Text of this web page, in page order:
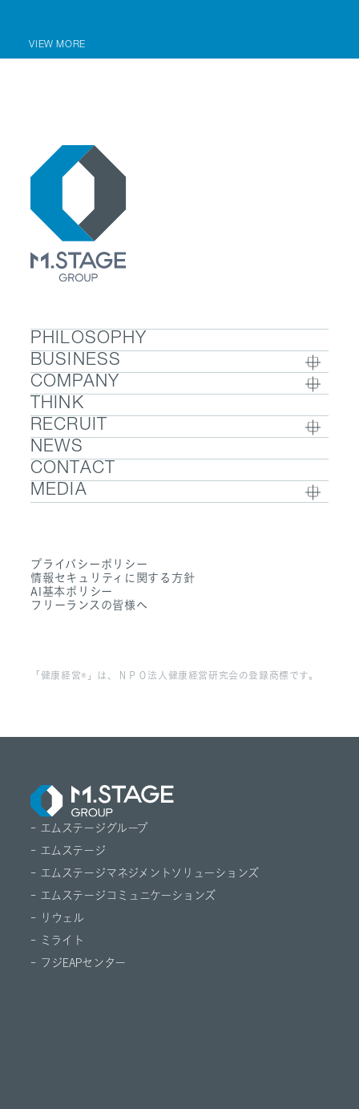
VIEW MORE
PHILOSOPHY
BUSINESS
BUSINESS TOP
- ウェルビーイング
- 医療人材
- 医業承継M&A
COMPANY
COMPANY TOP / グループ代表挨拶・会社概
要
- グループ企業一覧・事業拠点
- 数字で見るエムステージグループ
THINK
RECRUIT
RECRUIT TOP
- 採用メッセージ
- 社内制度
- 働く環境
- FAQ
NEWS
CONTACT
MEDIA
- Dr. アルなび
プライバシーポリシー
情報セキュリティに関する方針
AI基本ポリシー
フリーランスの皆様へ
「健康経営®」は、ＮＰＯ法人健康経営研究会の登録商標です。
- エムステージグループ
- エムステージ
- エムステージマネジメントソリューションズ
- エムステージコミュニケーションズ
- リウェル
- ミライト
- フジEAPセンター